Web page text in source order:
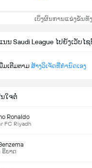
ເບິ່ງຜົນການແຂ່ງຂັນທັ
ນ Saudi League ໄປຍັງເວັບໄ
ມເຕີມຕາມສ້າງວິເຈັດທີ່ກຳນົດເອງ
ໃຈຕໍ່
Ronaldo
FC Riyadh
ຣິຍາດ
ໃນເກມ (2.5)